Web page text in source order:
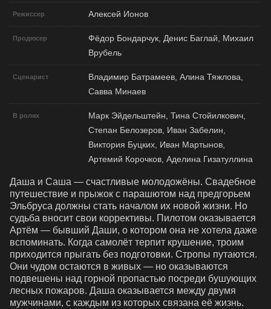
Режиссер Алексей Ионов
Продюсер
Фёдор Бондарчук, Денис Баглай, Михаил
Врубель
Сценарист
Владимир Батрамеев, Алина Тяжлова,
Савва Минаев
В ролях
Марк Эйдельштейн, Тина Стойилкович,
Степан Белозеров, Иван Забелин,
Виктория Буцких, Иван Мартынов,
Артемий Корочков, Аделина Гизатуллина
Даша и Саша — счастливые молодожёны. Свадебное
путешествие и прыжок с парашютом над предгорьем
Эльбруса должны стать началом их новой жизни. Но
судьба вносит свои коррективы. Пилотом оказывается
Артём — бывший Даши, о котором она не хотела даже
вспоминать. Когда самолёт терпит крушение, троим
приходится прыгать без подготовки. Стропы путаются.
Они чудом остаются в живых — но оказываются
подвешены над горной пропастью посреди бушующих
лесных пожаров. Даша оказывается между двумя
мужчинами, с каждым из которых связана её жизнь.